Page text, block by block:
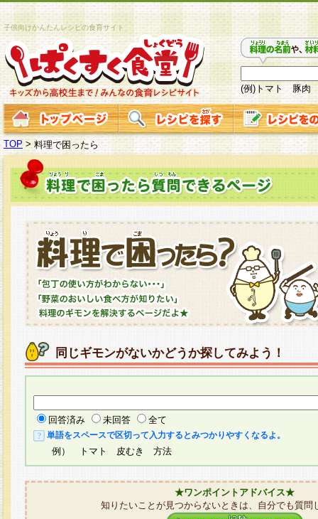
子供向けかんたんレシピの食育サイト
(例)トマト 豚肉
TOP >料理で困ったら
同じギモンがないかどうか探してみよう！
回答済み 未回答 全て
単語をスペースで区切って入力するとみつかりやすくなるよ。
例） トマト 皮むき 方法
★ワンポイントアドバイス★
知りたいことが見つからないときは、自分でも質問